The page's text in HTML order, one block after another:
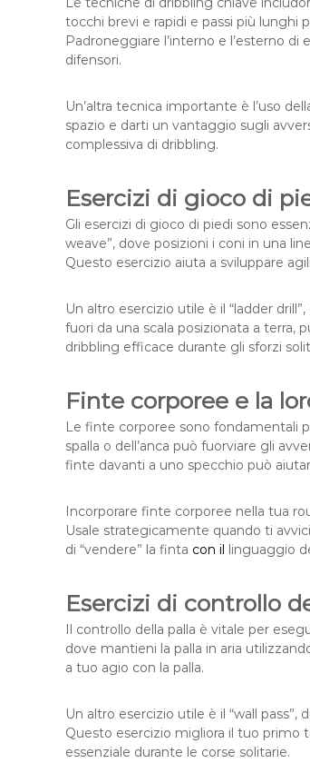
tocchi brevi e rapidi e passi più lunghi
Padroneggiare l’interno e l’esterno
difensori.
Un’altra tecnica importante è l’uso
spazio e darti un vantaggio sugli
complessiva di dribbling.
Esercizi di gioco di
Gli esercizi di gioco di piedi sono
weave”, dove posizioni i coni in una
Questo esercizio aiuta a sviluppare
Un altro esercizio utile è il “ladder
fuori da una scala posizionata a terra,
dribbling efficace durante gli sforzi
Finte corporee e la
Le finte corporee sono fondamentali
spalla o dell’anca può fuorviare gli
finte davanti a uno specchio può
Incorporare finte corporee nella tua
Usale strategicamente quando ti
di “vendere” la finta con il linguaggio
Esercizi di controllo
Il controllo della palla è vitale per
dove mantieni la palla in aria
a tuo agio con la palla.
Un altro esercizio utile è il “wall
Questo esercizio migliora il tuo primo
essenziale durante le corse solitarie.